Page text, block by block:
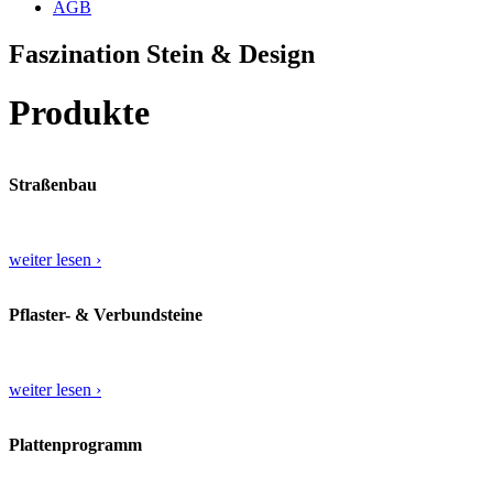
AGB
Faszination Stein & Design
Produkte
Straßenbau
weiter lesen ›
Pflaster- & Verbundsteine
weiter lesen ›
Plattenprogramm